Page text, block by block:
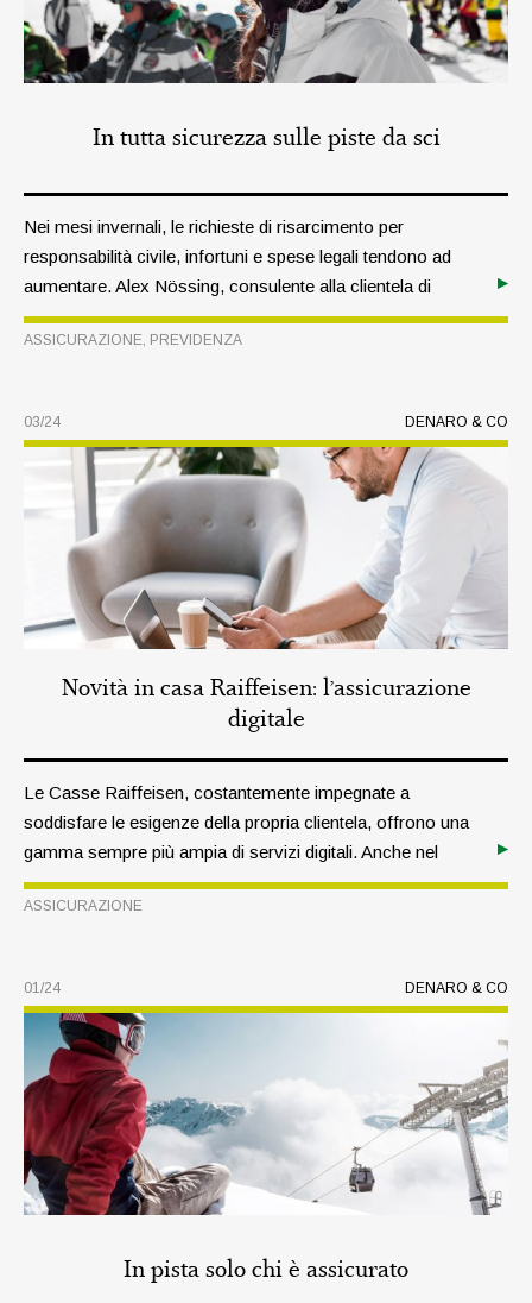
In tutta sicurezza sulle piste da sci
Nei mesi invernali, le richieste di risarcimento per
responsabilità civile, infortuni e spese legali tendono ad
aumentare. Alex Nössing, consulente alla clientela di
Raiffeisen Servizi Assicurativi, ci ricorda che chiunque
arrechi un danno ad altre persone o alle loro proprietà,
ASSICURAZIONE, PREVIDENZA
DENARO & CO
03/24
Novità in casa Raiffeisen: l’assicurazione
digitale
Le Casse Raiffeisen, costantemente impegnate a
soddisfare le esigenze della propria clientela, offrono una
gamma sempre più ampia di servizi digitali. Anche nel
settore assicurativo sono stati sviluppati nuovi canali,
come la piattaforma di vendita Mynsurance di Assimoco.
ASSICURAZIONE
DENARO & CO
TEMA
01/24
In pista solo chi è assicurato